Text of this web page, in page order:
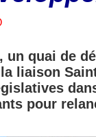
quai de
liaison
pour